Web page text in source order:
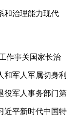
和治理能力现代
作事关国家长治
和军人军属切身利
役军人事务部门第
近平新时代中国特